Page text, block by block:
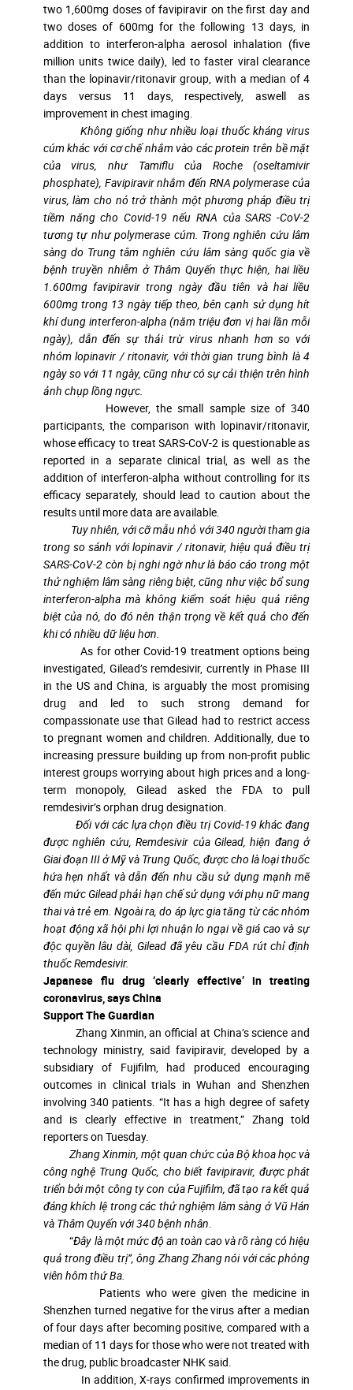
two 1,600mg doses of favipiravir on the first day and
two doses of 600mg for the following 13 days, in
addition to interferon-alpha aerosol inhalation (five
million units twice daily), led to faster viral clearance
than the lopinavir/ritonavir group, with a median of 4
days versus 11 days, respectively, aswell as
improvement in chest imaging.
Không giống như nhiều loại thuốc kháng virus
cúm khác với cơ chế nhắm vào các protein trên bề mặt
của virus, như Tamiflu của Roche (oseltamivir
phosphate), Favipiravir nhắm đến RNA polymerase của
virus, làm cho nó trở thành một phương pháp điều trị
tiềm năng cho Covid-19 nếu RNA của SARS -CoV-2
tương tự như polymerase cúm. Trong nghiên cứu lâm
sàng do Trung tâm nghiên cứu lâm sàng quốc gia về
bệnh truyền nhiễm ở Thâm Quyến thực hiện, hai liều
1.600mg favipiravir trong ngày đầu tiên và hai liều
600mg trong 13 ngày tiếp theo, bên cạnh sử dụng hít
khí dung interferon-alpha (năm triệu đơn vị hai lần mỗi
ngày), dẫn đến sự thải trừ virus nhanh hơn so với
nhóm lopinavir / ritonavir, với thời gian trung bình là 4
ngày so với 11 ngày, cũng như có sự cải thiện trên hình
ảnh chụp lồng ngực.
However, the small sample size of 340
participants, the comparison with lopinavir/ritonavir,
whose efficacy to treat SARS-CoV-2 is questionable as
reported in a separate clinical trial, as well as the
addition of interferon-alpha without controlling for its
efficacy separately, should lead to caution about the
results until more data are available.
Tuy nhiên, với cỡ mẫu nhỏ với 340 người tham gia
trong so sánh với lopinavir / ritonavir, hiệu quả điều trị
SARS-CoV-2 còn bị nghi ngờ như là báo cáo trong một
thử nghiệm lâm sàng riêng biệt, cũng như việc bổ sung
interferon-alpha mà không kiểm soát hiệu quả riêng
biệt của nó, do đó nên thận trọng về kết quả cho đến
khi có nhiều dữ liệu hơn.
As for other Covid-19 treatment options being
investigated, Gilead’s remdesivir, currently in Phase III
in the US and China, is arguably the most promising
drug and led to such strong demand for
compassionate use that Gilead had to restrict access
to pregnant women and children. Additionally, due to
increasing pressure building up from non-profit public
interest groups worrying about high prices and a long-
term monopoly, Gilead asked the FDA to pull
remdesivir’s orphan drug designation.
Đối với các lựa chọn điều trị Covid-19 khác đang
được nghiên cứu, Remdesivir của Gilead, hiện đang ở
Giai đoạn III ở Mỹ và Trung Quốc, được cho là loại thuốc
hứa hẹn nhất và dẫn đến nhu cầu sử dụng mạnh mẽ
đến mức Gilead phải hạn chế sử dụng với phụ nữ mang
thai và trẻ em. Ngoài ra, do áp lực gia tăng từ các nhóm
hoạt động xã hội phi lợi nhuận lo ngại về giá cao và sự
độc quyền lâu dài, Gilead đã yêu cầu FDA rút chỉ định
thuốc Remdesivir.
Japanese flu drug ‘clearly effective’ in treating
coronavirus, says China
Support The Guardian
Zhang Xinmin, an official at China’s science and
technology ministry, said favipiravir, developed by a
subsidiary of Fujifilm, had produced encouraging
outcomes in clinical trials in Wuhan and Shenzhen
involving 340 patients. “It has a high degree of safety
and is clearly effective in treatment,” Zhang told
reporters on Tuesday.
Zhang Xinmin, một quan chức của Bộ khoa học và
công nghệ Trung Quốc, cho biết favipiravir, được phát
triển bởi một công ty con của Fujifilm, đã tạo ra kết quả
đáng khích lệ trong các thử nghiệm lâm sàng ở Vũ Hán
và Thâm Quyến với 340 bệnh nhân
“Đây là một mức độ an toàn cao và rõ ràng có hiệu
quả trong điều trị”, ông Zhang Zhang nói với các phóng
viên hôm thứ Ba.
Patients who were given the medicine in
Shenzhen turned negative for the virus after a median
of four days after becoming positive, compared with a
median of 11 days for those who were not treated with
the drug, public broadcaster NHK said.
In addition, X-rays confirmed improvements in